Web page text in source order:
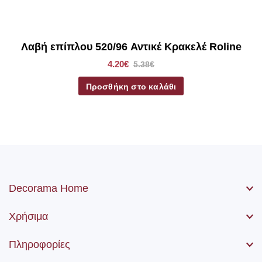
Λαβή επίπλου 520/96 Αντικέ Κρακελέ Roline
4.20€ 5.38€
Προσθήκη στο καλάθι
Decorama Home
Χρήσιμα
Πληροφορίες